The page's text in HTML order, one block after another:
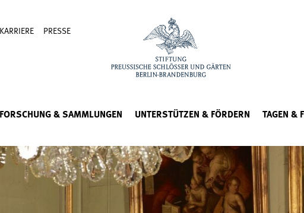
KARRIERE PRESSE
FORSCHUNG & SAMMLUNGEN UNTERSTÜTZEN & FÖRDERN TAGEN &